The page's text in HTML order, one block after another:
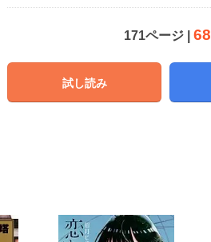
171ページ |
試し読み